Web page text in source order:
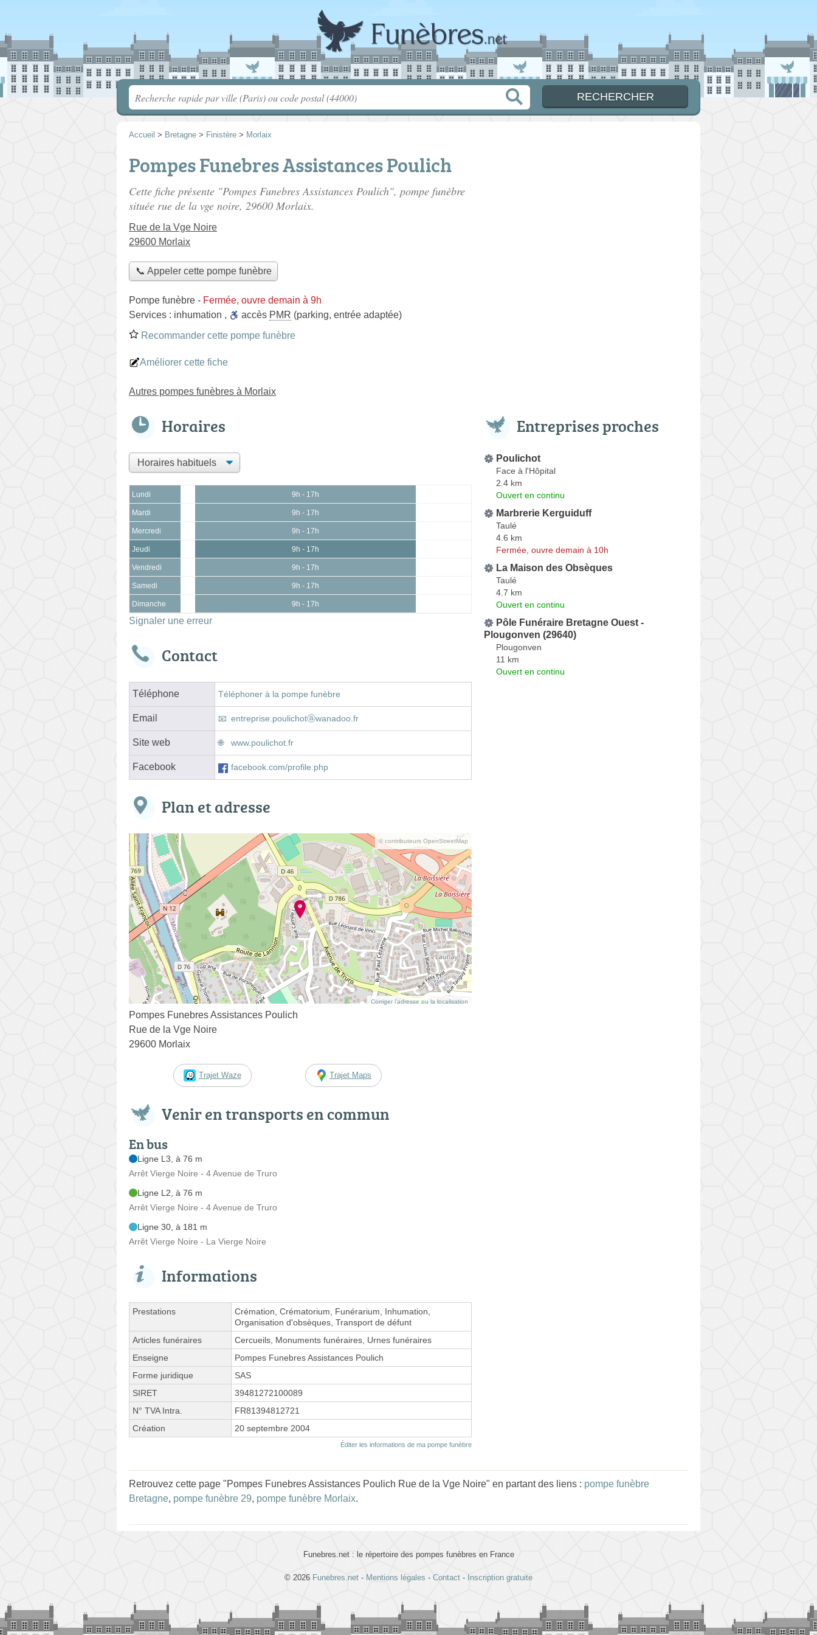
Accueil > Bretagne > Finistère > Morlaix
Pompes Funebres Assistances Poulich
Cette fiche présente "Pompes Funebres Assistances Poulich", pompe funèbre
située rue de la vge noire, 29600 Morlaix.
Rue de la Vge Noire
29600 Morlaix
📞 Appeler cette pompe funèbre
Pompe funèbre - Fermée, ouvre demain à 9h
Services : inhumation , accès PMR (parking, entrée adaptée)
Recommander cette pompe funèbre
Améliorer cette fiche
Autres pompes funèbres à Morlaix
Horaires
Lundi 9h - 17h
Mardi 9h - 17h
Mercredi 9h - 17h
Jeudi 9h - 17h
Vendredi 9h - 17h
Samedi 9h - 17h
Dimanche 9h - 17h
Signaler une erreur
Contact
Téléphone Téléphoner à la pompe funèbre
Email entreprise.poulichotⓐwanadoo.fr
Site web www.poulichot.fr
Facebook facebook.com/profile.php
Plan et adresse
© contributeurs OpenStreetMap
Corriger l’adresse ou la localisation
Pompes Funebres Assistances Poulich
Rue de la Vge Noire
29600 Morlaix
Trajet Waze Trajet Maps
Venir en transports en commun
En bus
Ligne L3, à 76 m
Arrêt Vierge Noire - 4 Avenue de Truro
Ligne L2, à 76 m
Arrêt Vierge Noire - 4 Avenue de Truro
Ligne 30, à 181 m
Arrêt Vierge Noire - La Vierge Noire
Informations
Prestations
Crémation, Crématorium, Funérarium, Inhumation,
Organisation d'obsèques, Transport de défunt
Articles funéraires
Cercueils, Monuments funéraires, Urnes funéraires
Enseigne
Pompes Funebres Assistances Poulich
Forme juridique
SAS
SIRET
39481272100089
N° TVA Intra.
FR81394812721
Création
20 septembre 2004
Éditer les informations de ma pompe funèbre
Entreprises proches
Poulichot
Face à l'Hôpital
2.4 km
Ouvert en continu
Marbrerie Kerguiduff
Taulé
4.6 km
Fermée, ouvre demain à 10h
La Maison des Obsèques
Taulé
4.7 km
Ouvert en continu
Pôle Funéraire Bretagne Ouest -
Plougonven (29640)
Plougonven
11 km
Ouvert en continu
Retrouvez cette page "Pompes Funebres Assistances Poulich Rue de la Vge Noire" en partant des liens : pompe funèbre
Bretagne, pompe funèbre 29, pompe funèbre Morlaix.
Funebres.net : le répertoire des pompes funèbres en France
© 2026 Funebres.net - Mentions légales - Contact - Inscription gratuite